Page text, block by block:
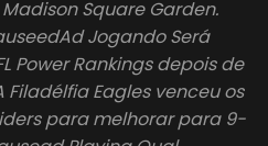
Square Garden.
Jogando Será
Power Rankings depois de
Filadélfia Eagles venceu os
para melhorar para 9-